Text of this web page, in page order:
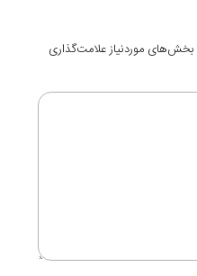
بخش‌های موردنیاز علامت‌گذاری